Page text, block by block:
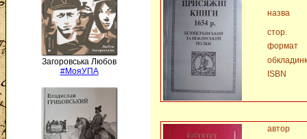
Загоровська Любов
#МояУПА
назва
стор.
формат
ISBN
автор